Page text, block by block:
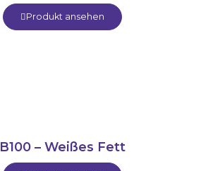
Produkt ansehen
B100 – Weißes Fett